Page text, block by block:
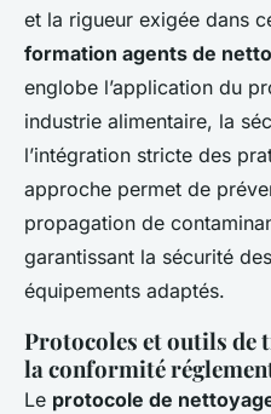
et la rigueur exigée dans
formation agents de
englobe l’application du
industrie alimentaire, la
l’intégration stricte des
approche permet de
propagation de
garantissant la sécurité
équipements adaptés.
Protocoles et outils
la conformité
Le protocole de